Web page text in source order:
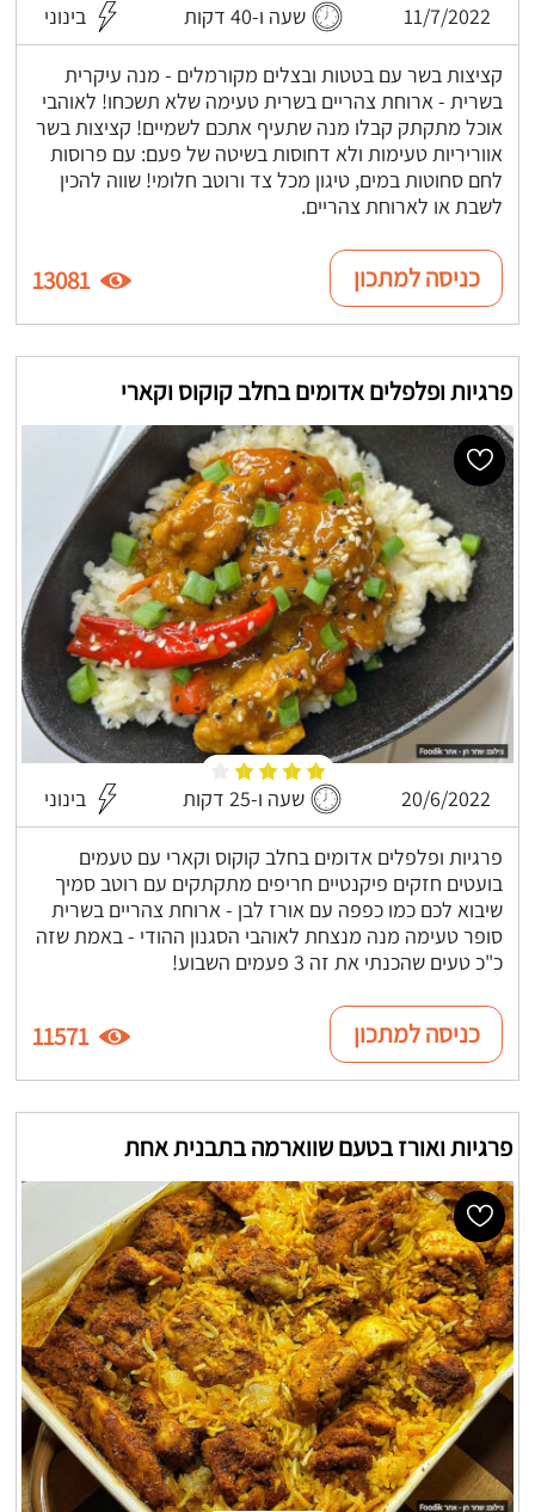
11/7/2022 שעה ו-40 דקות בינוני
קציצות בשר עם בטטות ובצלים מקורמלים - מנה עיקרית
בשרית - ארוחת צהריים בשרית טעימה שלא תשכחו! לאוהבי
אוכל מתקתק קבלו מנה שתעיף אתכם לשמיים! קציצות בשר
אווריריות טעימות ולא דחוסות בשיטה של פעם: עם פרוסות
לחם סחוטות במים, טיגון מכל צד ורוטב חלומי! שווה להכין
לשבת או לארוחת צהריים.
כניסה למתכון 13081
פרגיות ופלפלים אדומים בחלב קוקוס וקארי
20/6/2022 שעה ו-25 דקות בינוני
פרגיות ופלפלים אדומים בחלב קוקוס וקארי עם טעמים
בועטים חזקים פיקנטיים חריפים מתקתקים עם רוטב סמיך
שיבוא לכם כמו כפפה עם אורז לבן - ארוחת צהריים בשרית
סופר טעימה מנה מנצחת לאוהבי הסגנון ההודי - באמת שזה
כ"כ טעים שהכנתי את זה 3 פעמים השבוע!
כניסה למתכון 11571
פרגיות ואורז בטעם שווארמה בתבנית אחת